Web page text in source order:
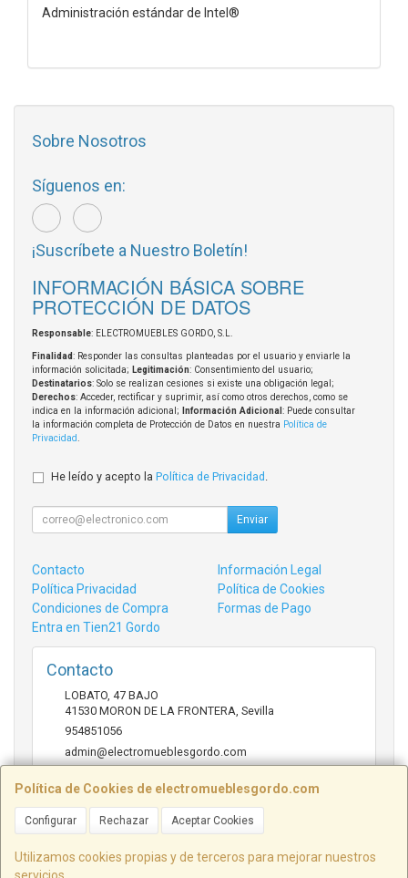
Administración estándar de Intel®
Política de Cookies de electromueblesgordo.com
Configurar Rechazar Aceptar Cookies
Utilizamos cookies propias y de terceros para mejorar nuestros
Sobre Nosotros
Síguenos en:
¡Suscríbete a Nuestro Boletín!
INFORMACIÓN BÁSICA SOBRE
PROTECCIÓN DE DATOS
Responsable: ELECTROMUEBLES GORDO, S.L.
Finalidad: Responder las consultas planteadas por el usuario y enviarle la
información solicitada; Legitimación: Consentimiento del usuario;
Destinatarios: Solo se realizan cesiones si existe una obligación legal;
Derechos: Acceder, rectificar y suprimir, así como otros derechos, como se
indica en la información adicional;
Información Adicional : Puede consultar
la información completa de Protección de Datos en nuestra Política de
Privacidad
He leído y acepto la Política de Privacidad
Enviar
Contacto
Información Legal
Política Privacidad
Política de Cookies
Condiciones de Compra
Formas de Pago
Entra en Tien21 Gordo
Contacto
LOBATO, 47 BAJO
41530 MORON DE LA FRONTERA Sevilla
954851056
admin@electromueblesgordo.com
Horario
cerrado.